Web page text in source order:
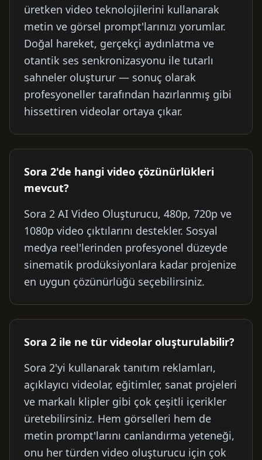
üretken video teknolojilerini kullanarak
metin ve görsel prompt'larınızı yorumlar.
Doğal hareket, gerçekçi aydınlatma ve
otantik ses senkronizasyonu ile tutarlı
sahneler oluşturur — sonuç olarak
profesyoneller tarafından hazırlanmış gibi
hissettiren videolar ortaya çıkar.
Sora 2'de hangi video çözünürlükleri
mevcut?
Sora 2 AI Video Oluşturucu, 480p, 720p ve
1080p video çıktılarını destekler. Sosyal
medya reel'lerinden profesyonel düzeyde
sinematik prodüksiyonlara kadar projenize
en uygun çözünürlüğü seçebilirsiniz.
Sora 2 ile ne tür videolar oluşturulabilir?
Sora 2'yi kullanarak tanıtım reklamları,
açıklayıcı videolar, eğitimler, sanat projeleri
ve markalı klipler gibi çok çeşitli içerikler
üretebilirsiniz. Hem görselleri hem de
metin prompt'larını canlandırma yeteneği,
onu her türden video oluşturucu için çok